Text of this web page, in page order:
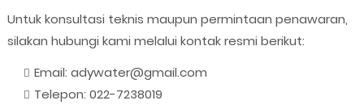
Untuk konsultasi teknis maupun permintaan penawaran,
silakan hubungi kami melalui kontak resmi berikut:
Email: adywater@gmail.com
Telepon: 022-7238019